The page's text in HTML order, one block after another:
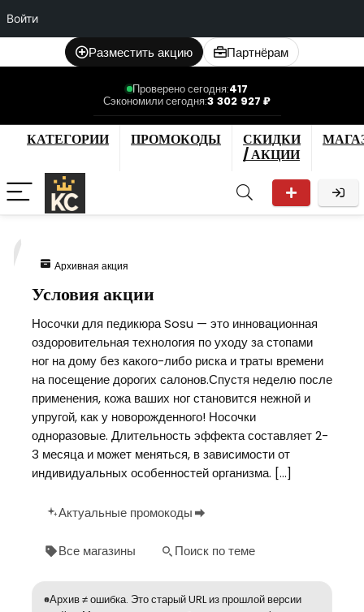
Войти
Разместить акцию Партнёрам
Проверено сегодня:417
Сэкономили сегодня:3 302 927 ₽
КАТЕГОРИИ ПРОМОКОДЫ
СКИДКИ
/ АКЦИИ
Архивная акция
Условия акции
Носочки для педикюра Sosu — это инновационная
оздоровительная технология по уходу за стопами
ног на дому без какого-либо риска и траты времени
на посещение дорогих салонов.Спустя неделю после
применения, кожа ваших ног становится нежной и
упругой, как у новорожденного! Носочки
одноразовые. Длительность эффекта составляет 2-
3 месяца и может меняться, в зависимости от
индивидуальных особенностей организма. […]
Актуальные промокоды
Все магазины Поиск по теме
Архив ≠ ошибка. Это старый URL из прошлой версии